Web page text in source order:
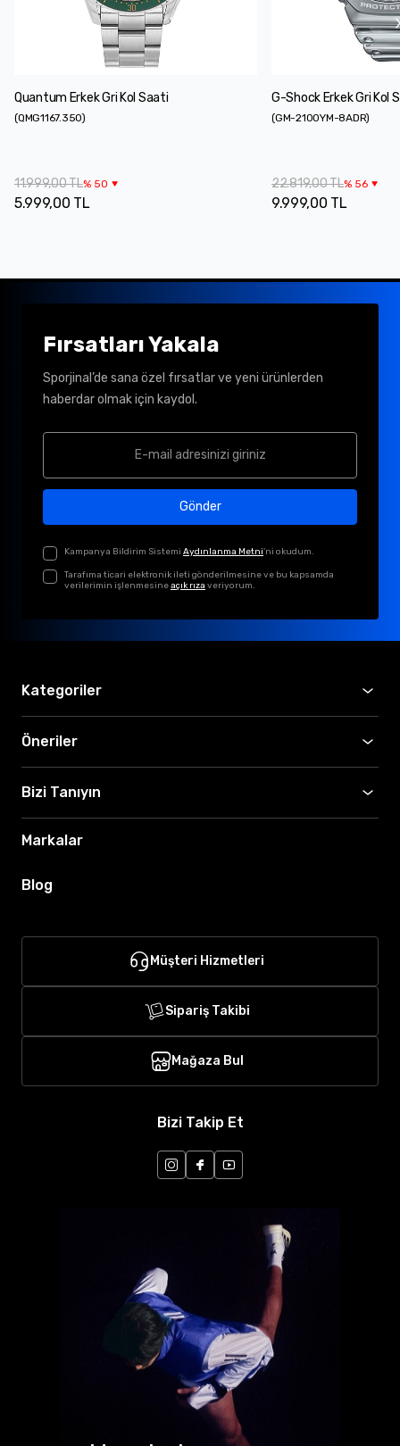
Quantum Erkek Gri Kol Saati
(QMG1167.350)
11.999,00 TL% 50
5.999,00 TL
G-Shock Erkek Gri Kol
(GM-2100YM-8ADR)
22.819,00 TL% 56
9.999,00 TL
Fırsatları Yakala
Sporjinal’de sana özel fırsatlar ve yeni ürünlerden
haberdar olmak için kaydol.
Gönder
Kampanya Bildirim Sistemi Aydınlanma Metni'ni okudum.
Tarafıma ticari elektronik ileti gönderilmesine ve bu kapsamda
verilerimin işlenmesineaçık rıza veriyorum.
Kategoriler
Öneriler
Bizi Tanıyın
Markalar
Blog
Müşteri Hizmetleri
Sipariş Takibi
Mağaza Bul
Bizi Takip Et